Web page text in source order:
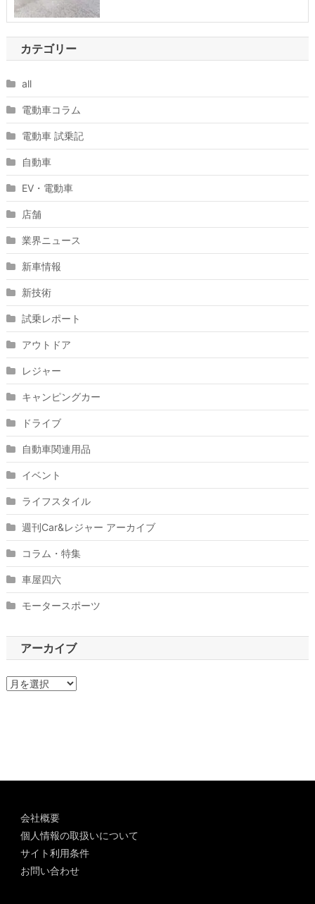
カテゴリー
all
電動車コラム
電動車 試乗記
自動車
EV・電動車
店舗
業界ニュース
新車情報
新技術
試乗レポート
アウトドア
レジャー
キャンピングカー
ドライブ
自動車関連用品
イベント
ライフスタイル
週刊Car&レジャー アーカイブ
コラム・特集
車屋四六
モータースポーツ
アーカイブ
ア
会社概要
個人情報の取扱いについて
サイト利用条件
お問い合わせ